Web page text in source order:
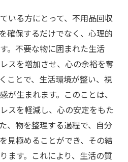
いる方にとって、不用品回収
確保するだけでなく、心理的
。不要な物に囲まれた生活
スを増加させ、心の余裕を奪
ことで、生活環境が整い、視
が生まれます。このことは、
スを軽減し、心の安定をもた
、物を整理する過程で、自分
見極めることができ、その結
ます。これにより、生活の質